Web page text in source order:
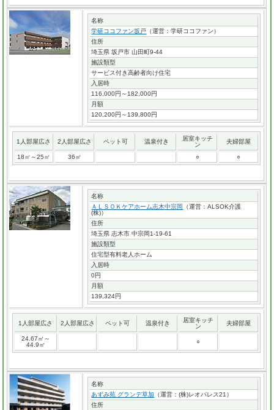
名称
学研ココファン坂戸 （運営：学研ココファン）
住所
埼玉県 坂戸市 山田町9-44
施設類型
サービス付き高齢者向け住宅
入居時
116,000円～182,000円
月額
120,200円～139,800円
1人部屋広さ 2人部屋広さ ペット可 温泉付き
居室キッチ
ン
夫婦部屋
18㎡～25㎡ 36㎡ ○ ○
名称
ＡＬＳＯＫケアホーム志木中宗岡
（運営：ALSOK介護
(株)）
住所
埼玉県 志木市 中宗岡1-19-61
施設類型
住宅型有料老人ホーム
入居時
0円
月額
139,324円
1人部屋広さ 2人部屋広さ ペット可 温泉付き
居室キッチ
ン
夫婦部屋
24.67㎡～
44.9㎡
○
名称
あずみ苑 グランデ草加
（運営：(株)レオパレス21）
住所